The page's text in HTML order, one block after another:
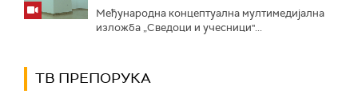
Међународна концептуална мултимедијална
изложба „Сведоци и учесници"...
ТВ ПРЕПОРУКА